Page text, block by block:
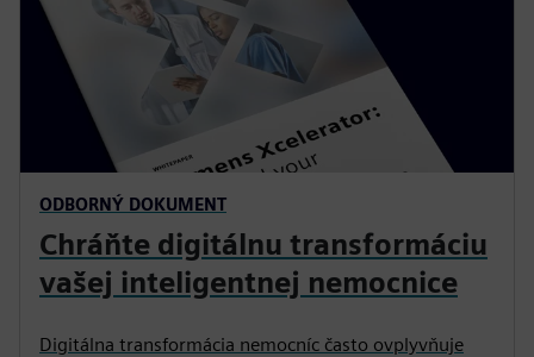
ODBORNÝ DOKUMENT
Chráňte digitálnu transformáciu
vašej inteligentnej nemocnice
Digitálna transformácia nemocníc často ovplyvňuje